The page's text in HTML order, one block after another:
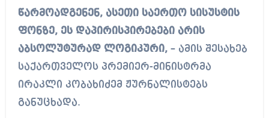
წარმოადგენენ, ასეთი საერთო სისუსტის
ფონზე, ეს დაპირისპირებები არის
აბსოლუტურად ლოგიკური,– ამის შესახებ
საქართველოს პრემიერ-მინისტრმა
ირაკლი კობახიძემ ჟურნალისტებს
განუცხადა.